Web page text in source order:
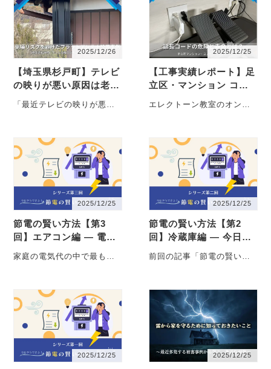
2025/12/26
【埼玉県杉戸町】テレビ
の映りが悪い原因は老朽
化アンテナ｜倒壊リスク
を避けたフラットアンテ
「最近テレビの映りが悪い
2025/12/25
【工事実績レポート】足
立区・マンション コン
セント増設工事
エレクトーン教室のオンラ
この・・・
2025/12/25
節電の賢い方法【第3
回】エアコン編 ― 電気
代を減らす正しい使い方
と買い替えのタイミング
家庭の電気代の中で最も大
房、冬は暖房と一年・・・
2025/12/25
節電の賢い方法【第2
回】冷蔵庫編 ― 今日か
らできる節電術と買い替
えの本当のメリット
前回の記事「節電の賢い方
約の優先順位」で・・・
2025/12/25 2025/12/25